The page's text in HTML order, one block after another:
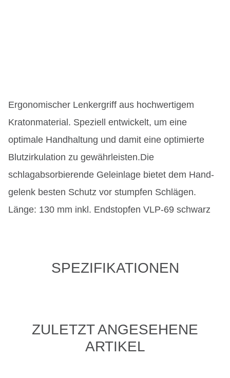
Ergonomischer Lenkergriff aus hochwertigem
Kratonmaterial. Speziell entwickelt, um eine
optimale Handhaltung und damit eine optimierte
Blutzirkulation zu gewährleisten.Die
schlagabsorbierende Geleinlage bietet dem Hand-
gelenk besten Schutz vor stumpfen Schlägen.
Länge: 130 mm inkl. Endstopfen VLP-69 schwarz
SPEZIFIKATIONEN
ZULETZT ANGESEHENE
ARTIKEL